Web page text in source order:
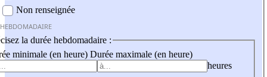
Non renseignée
la durée hebdomadaire :
minimale (en heure) Durée maximale (en heure)
heures